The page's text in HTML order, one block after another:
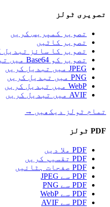
تصویری ٹولز
تصویر کمپریس کریں
تصویر کاٹیں
تصویر کا سائز تبدیل
تصویر کو Base64 میں تبدیل کریں
JPEG میں تبدیل کریں
PNG میں تبدیل کریں
WebP میں تبدیل کریں
AVIF میں تبدیل کریں
تمام ٹولز دیکھیں →
PDF ٹولز
PDF ملا دیں
PDF تقسیم کریں
PDF صفحات ہٹائیں
PDF سے JPEG
PDF سے PNG
PDF سے WebP
PDF سے AVIF